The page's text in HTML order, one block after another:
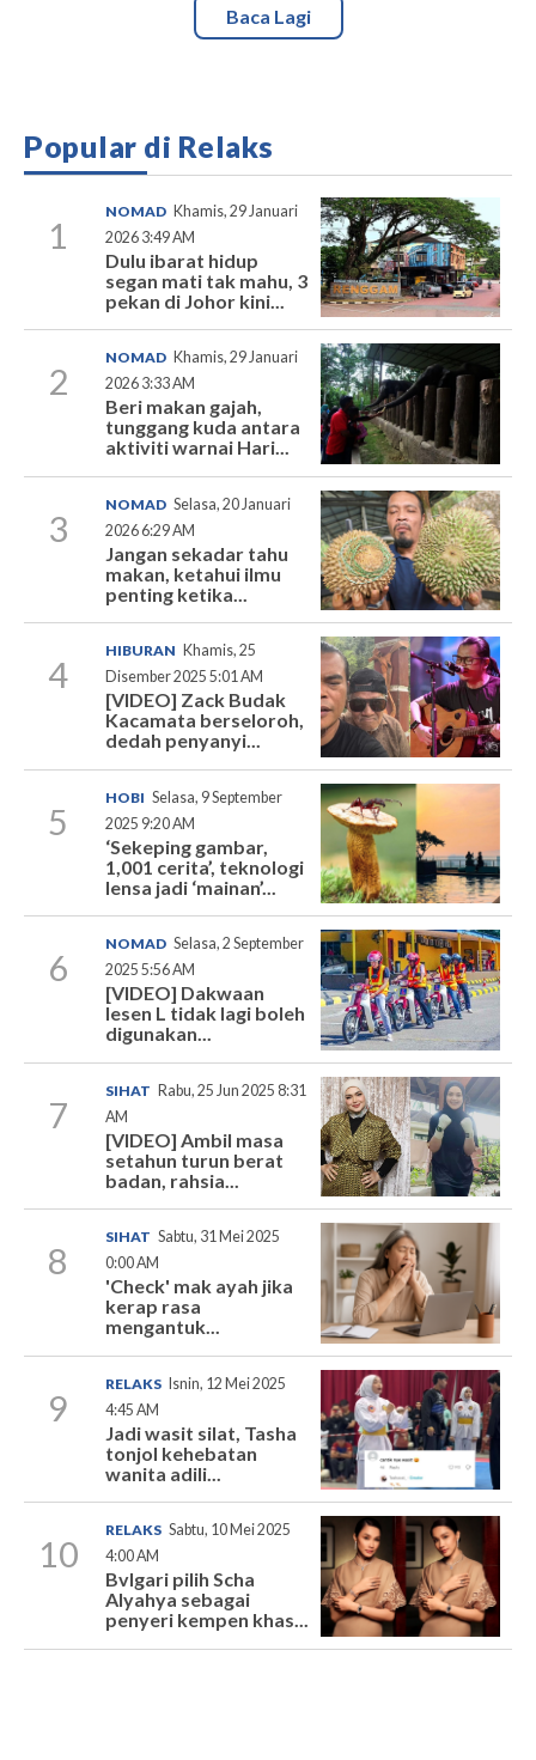
Baca Lagi
Popular di Relaks
1
NOMAD Khamis, 29 Januari
2026 3:49 AM
Dulu ibarat hidup
segan mati tak mahu, 3
pekan di Johor kini...
2
NOMAD Khamis, 29 Januari
2026 3:33 AM
Beri makan gajah,
tunggang kuda antara
aktiviti warnai Hari...
3
NOMAD Selasa, 20 Januari
2026 6:29 AM
Jangan sekadar tahu
makan, ketahui ilmu
penting ketika...
4
HIBURAN Khamis, 25
Disember 2025 5:01 AM
[VIDEO] Zack Budak
Kacamata berseloroh,
dedah penyanyi...
5
HOBI Selasa, 9 September
2025 9:20 AM
‘Sekeping gambar,
1,001 cerita’, teknologi
lensa jadi ‘mainan’...
6
NOMAD Selasa, 2 September
2025 5:56 AM
[VIDEO] Dakwaan
lesen L tidak lagi boleh
digunakan...
7
SIHAT Rabu, 25 Jun 2025 8:31
AM
[VIDEO] Ambil masa
setahun turun berat
badan, rahsia...
8
SIHAT Sabtu, 31 Mei 2025
0:00 AM
'Check' mak ayah jika
kerap rasa
mengantuk...
9
RELAKS Isnin, 12 Mei 2025
4:45 AM
Jadi wasit silat, Tasha
tonjol kehebatan
wanita adili...
10
RELAKS Sabtu, 10 Mei 2025
4:00 AM
Bvlgari pilih Scha
Alyahya sebagai
penyeri kempen khas...